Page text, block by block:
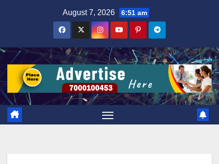
August 7, 2026 6:51 am